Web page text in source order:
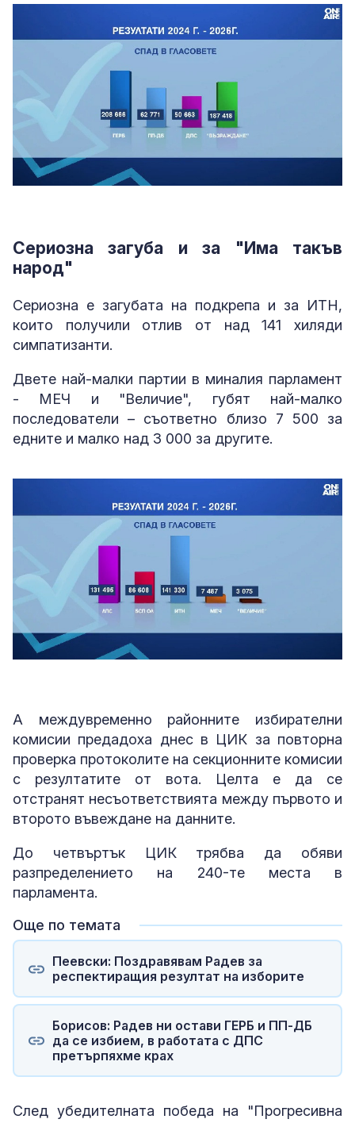
Сериозна загуба и за "Има такъв
народ"
Сериозна е загубата на подкрепа и за ИТН,
които получили отлив от над 141 хиляди
симпатизанти.
Двете най-малки партии в миналия парламент
- МЕЧ и "Величие", губят най-малко
последователи – съответно близо 7 500 за
едните и малко над 3 000 за другите.
А междувременно районните избирателни
комисии предадоха днес в ЦИК за повторна
проверка протоколите на секционните комисии
с резултатите от вота. Целта е да се
отстранят несъответствията между първото и
второто въвеждане на данните.
До четвъртък ЦИК трябва да обяви
разпределението на 240-те места в
парламента.
Още по темата
Пеевски: Поздравявам Радев за
респектиращия резултат на изборите
Борисов: Радев ни остави ГЕРБ и ПП-ДБ
да се избием, в работата с ДПС
претърпяхме крах
След убедителната победа на "Прогресивна